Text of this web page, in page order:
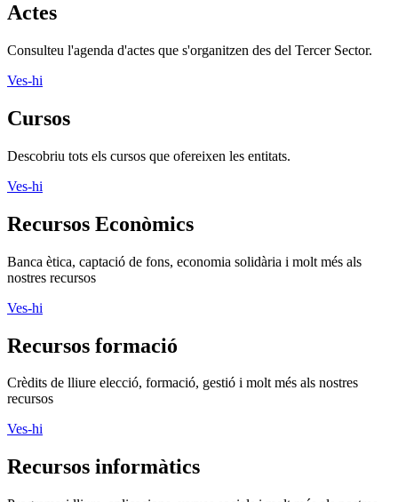
Actes
Consulteu l'agenda d'actes que s'organitzen des del Tercer Sector.
Ves-hi
Cursos
Descobriu tots els cursos que ofereixen les entitats.
Ves-hi
Recursos Econòmics
Banca ètica, captació de fons, economia solidària i molt més als
nostres recursos
Ves-hi
Recursos formació
Crèdits de lliure elecció, formació, gestió i molt més als nostres
recursos
Ves-hi
Recursos informàtics